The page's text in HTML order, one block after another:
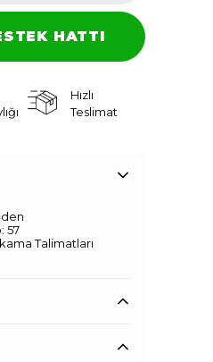
HATTI
Hızlı
Teslimat
57
Talimatları